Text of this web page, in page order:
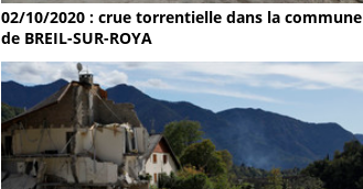
02/10/2020 : crue torrentielle dans la commune
de BREIL-SUR-ROYA